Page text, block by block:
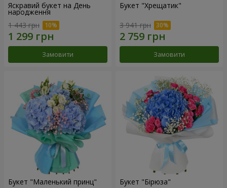
Яскравий букет на День
народження
1 443 грн
Замовити
Букет "Хрещатик"
3 941 грн
Замовити
Букет "Маленький принц" Букет "Бірюза"